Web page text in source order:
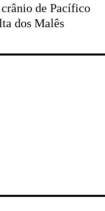
de Pacífico
dos Malês